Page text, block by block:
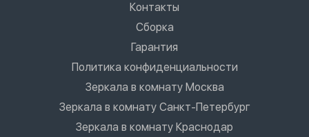
Контакты
Сборка
Гарантия
Политика конфиденциальности
Зеркала в комнату Москва
Зеркала в комнату Санкт-Петербург
Зеркала в комнату Краснодар